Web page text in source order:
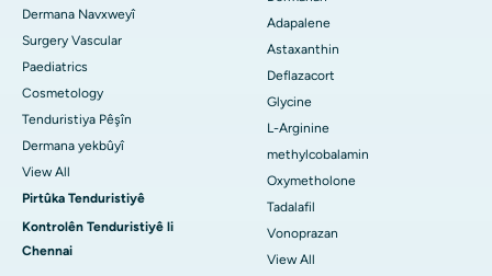
Dermana Navxweyî
Surgery Vascular
Paediatrics
Cosmetology
Tenduristiya Pêşîn
Dermana yekbûyî
View All
Pirtûka Tenduristiyê
Kontrolên Tenduristiyê li
Chennai
Adapalene
Astaxanthin
Deflazacort
Glycine
L-Arginine
methylcobalamin
Oxymetholone
Tadalafil
Vonoprazan
View All